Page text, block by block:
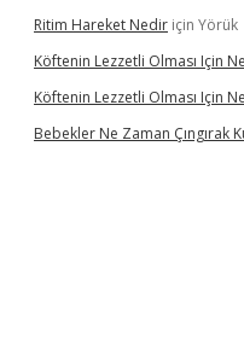
Ritim Hareket Nedir için Yörük
Köftenin Lezzetli Olması Için
Köftenin Lezzetli Olması Için
Bebekler Ne Zaman Çıngırak